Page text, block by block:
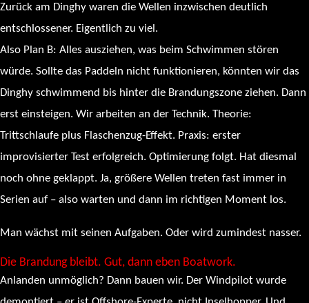
Zurück am Dinghy waren die Wellen inzwischen deutlich
entschlossener. Eigentlich zu viel.
Also Plan B: Alles ausziehen, was beim Schwimmen stören
würde. Sollte das Paddeln nicht funktionieren, könnten wir das
Dinghy schwimmend bis hinter die Brandungszone ziehen. Dann
erst einsteigen. Wir arbeiten an der Technik. Theorie:
Trittschlaufe plus Flaschenzug-Effekt. Praxis: erster
improvisierter Test erfolgreich. Optimierung folgt. Hat diesmal
noch ohne geklappt. Ja, größere Wellen treten fast immer in
Serien auf – also warten und dann im richtigen Moment los.
Man wächst mit seinen Aufgaben. Oder wird zumindest nasser.
Die Brandung bleibt. Gut, dann eben Boatwork.
Anlanden unmöglich? Dann bauen wir. Der Windpilot wurde